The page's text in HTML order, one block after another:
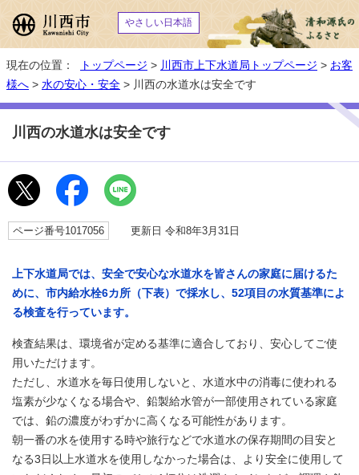
やさしい日本語
現在の位置： トップページ > 川西市上下水道局トップページ > お客
様へ > 水の安心・安全 > 川西の水道水は安全です
川西の水道水は安全です
ページ番号1017056 更新日 令和8年3月31日
上下水道局では、安全で安心な水道水を皆さんの家庭に届けるた
めに、市内給水栓6カ所（下表）で採水し、52項目の水質基準によ
る検査を行っています。
検査結果は、環境省が定める基準に適合しており、安心してご使
用いただけます。
ただし、水道水を毎日使用しないと、水道水中の消毒に使われる
塩素が少なくなる場合や、鉛製給水管が一部使用されている家庭
では、鉛の濃度がわずかに高くなる可能性があります。
朝一番の水を使用する時や旅行などで水道水の保存期間の目安と
なる3日以上水道水を使用しなかった場合は、より安全に使用して